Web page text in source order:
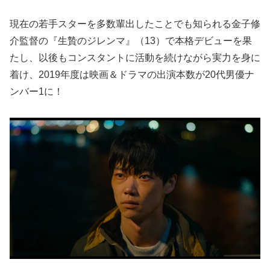
現在の若手スターを多数輩出したことでも知られる金子修
介監督の『生贄のジレンマ』（13）で本格デビューを果
たし、以後もコンスタントに活動を続けながら実力を身に
着け、2019年度は映画＆ドラマの出演本数が20代男優ナ
ンバー1に！